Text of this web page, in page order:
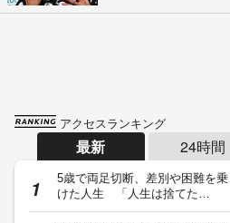
アクセスランキング
最新 24時間
5歳で両足切断、差別や困難を
けた人生 「人生は捨てた…